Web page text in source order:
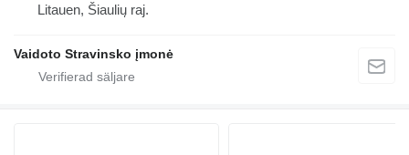
Litauen, Šiaulių raj.
Vaidoto Stravinsko įmonė